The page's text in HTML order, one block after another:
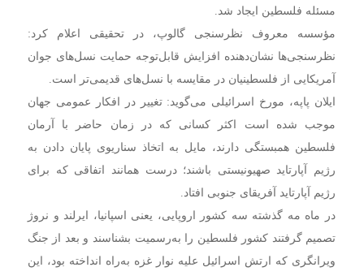
مسئله فلسطین ایجاد شد.
مؤسسه معروف نظرسنجی گالوپ، در تحقیقی اعلام کرد:
نظرسنجی‌ها نشان‌دهنده افزایش قابل‌توجه حمایت نسل‌های جوان
آمریکایی از فلسطینیان در مقایسه با نسل‌های قدیمی‌تر است.
ایلان پاپه، مورخ اسرائیلی می‌گوید: تغییر در افکار عمومی جهان
موجب شده است اکثر کسانی که در زمان حاضر با آرمان
فلسطین همبستگی دارند، مایل به اتخاذ سناریوی پایان دادن به
رژیم آپارتاید صهیونیستی باشند؛ درست همانند اتفاقی که برای
رژیم آپارتاید آفریقای جنوبی افتاد.
در ماه مه گذشته سه کشور اروپایی، یعنی اسپانیا، ایرلند و نروژ
تصمیم گرفتند کشور فلسطین را به‌رسمیت بشناسند و بعد از جنگ
ویرانگری که ارتش اسرائیل علیه نوار غزه به‌راه انداخته بود، این